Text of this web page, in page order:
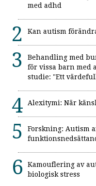
med adhd
Kan autism
Behandling med
för vissa barn med
studie: "Ett
Alexitymi: När
Forskning: Autism
Kamouflering av
biologisk stress